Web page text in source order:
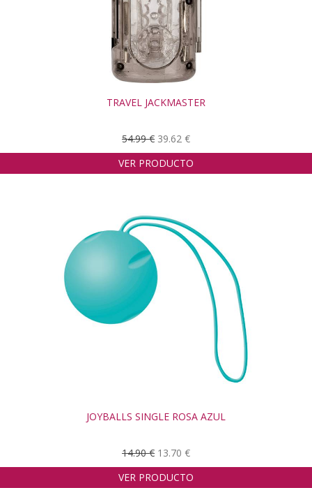
TRAVEL JACKMASTER
54.99 € 39.62 €
VER PRODUCTO
JOYBALLS SINGLE ROSA AZUL
14.90 € 13.70 €
VER PRODUCTO